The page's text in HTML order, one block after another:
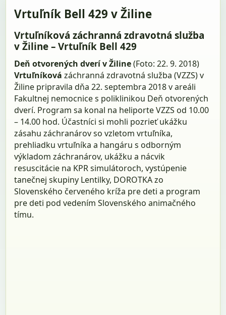
Vrtuľník Bell 429 v Žiline
Vrtuľníková záchranná zdravotná služba
v Žiline – Vrtuľník Bell 429
Deň otvorených dverí v Žiline(Foto: 22. 9. 2018)
Vrtuľníková záchranná zdravotná služba (VZZS) v
Žiline pripravila dňa 22. septembra 2018 v areáli
Fakultnej nemocnice s poliklinikou Deň otvorených
dverí. Program sa konal na heliporte VZZS od 10.00
– 14.00 hod. Účastníci si mohli pozrieť ukážku
zásahu záchranárov so vzletom vrtuľníka,
prehliadku vrtuľníka a hangáru s odborným
výkladom záchranárov, ukážku a nácvik
resuscitácie na KPR simulátoroch, vystúpenie
tanečnej skupiny Lentilky, DOROTKA zo
Slovenského červeného kríža pre deti a program
pre deti pod vedením Slovenského animačného
tímu.